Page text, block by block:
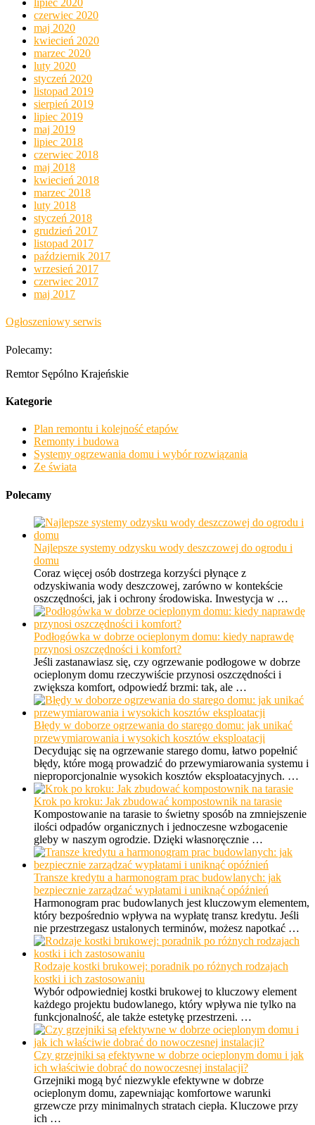
lipiec 2020
czerwiec 2020
maj 2020
kwiecień 2020
marzec 2020
luty 2020
styczeń 2020
listopad 2019
sierpień 2019
lipiec 2019
maj 2019
lipiec 2018
czerwiec 2018
maj 2018
kwiecień 2018
marzec 2018
luty 2018
styczeń 2018
grudzień 2017
listopad 2017
październik 2017
wrzesień 2017
czerwiec 2017
maj 2017
Ogłoszeniowy serwis
Polecamy:
Remtor Sępólno Krajeńskie
Kategorie
Plan remontu i kolejność etapów
Remonty i budowa
Systemy ogrzewania domu i wybór rozwiązania
Ze świata
Polecamy
Najlepsze systemy odzysku wody deszczowej do ogrodu i
domu
Coraz więcej osób dostrzega korzyści płynące z
odzyskiwania wody deszczowej, zarówno w kontekście
oszczędności, jak i ochrony środowiska. Inwestycja w …
Podłogówka w dobrze ocieplonym domu: kiedy naprawdę
przynosi oszczędności i komfort?
Jeśli zastanawiasz się, czy ogrzewanie podłogowe w dobrze
ocieplonym domu rzeczywiście przynosi oszczędności i
zwiększa komfort, odpowiedź brzmi: tak, ale …
Błędy w doborze ogrzewania do starego domu: jak unikać
przewymiarowania i wysokich kosztów eksploatacji
Decydując się na ogrzewanie starego domu, łatwo popełnić
błędy, które mogą prowadzić do przewymiarowania systemu i
nieproporcjonalnie wysokich kosztów eksploatacyjnych. …
Krok po kroku: Jak zbudować kompostownik na tarasie
Kompostowanie na tarasie to świetny sposób na zmniejszenie
ilości odpadów organicznych i jednoczesne wzbogacenie
gleby w naszym ogrodzie. Dzięki własnoręcznie …
Transze kredytu a harmonogram prac budowlanych: jak
bezpiecznie zarządzać wypłatami i uniknąć opóźnień
Harmonogram prac budowlanych jest kluczowym elementem,
który bezpośrednio wpływa na wypłatę transz kredytu. Jeśli
nie przestrzegasz ustalonych terminów, możesz napotkać …
Rodzaje kostki brukowej: poradnik po różnych rodzajach
kostki i ich zastosowaniu
Wybór odpowiedniej kostki brukowej to kluczowy element
każdego projektu budowlanego, który wpływa nie tylko na
funkcjonalność, ale także estetykę przestrzeni. …
Czy grzejniki są efektywne w dobrze ocieplonym domu i jak
ich właściwie dobrać do nowoczesnej instalacji?
Grzejniki mogą być niezwykle efektywne w dobrze
ocieplonym domu, zapewniając komfortowe warunki
grzewcze przy minimalnych stratach ciepła. Kluczowe przy
ich …